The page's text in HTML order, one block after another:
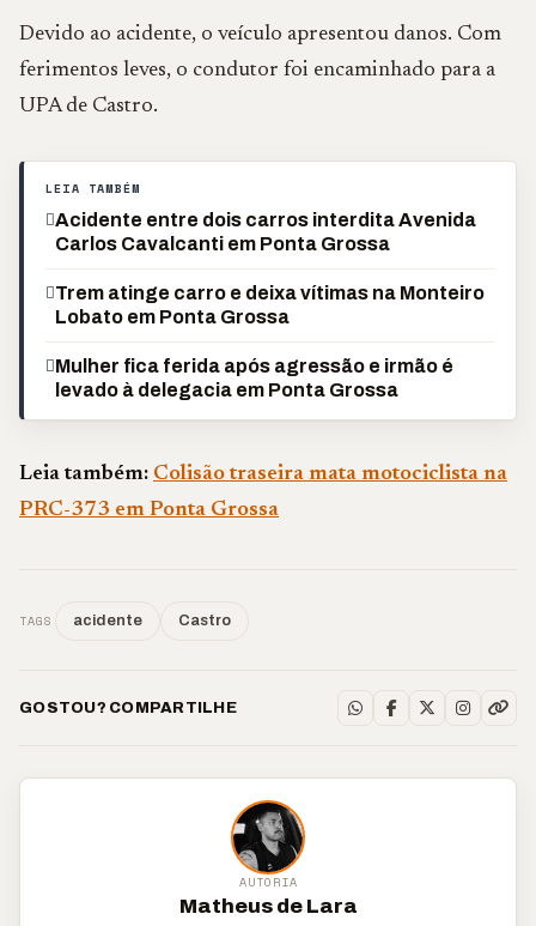
Devido ao acidente, o veículo apresentou danos. Com
ferimentos leves, o condutor foi encaminhado para a
UPA de Castro.
LEIA TAMBÉM
Acidente entre dois carros interdita Avenida
Carlos Cavalcanti em Ponta Grossa
Trem atinge carro e deixa vítimas na Monteiro
Lobato em Ponta Grossa
Mulher fica ferida após agressão e irmão é
levado à delegacia em Ponta Grossa
Leia também: Colisão traseira mata motociclista na
PRC-373 em Ponta Grossa
TAGS acidente Castro
GOSTOU? COMPARTILHE
AUTORIA
Matheus de Lara